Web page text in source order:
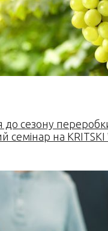
до сезону
семінар на KRITSKI